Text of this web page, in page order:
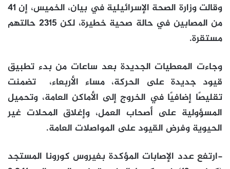
وقالت وزارة الصحة الإسرائيلية في بيان، الخميس، إن 41
من المصابين في حالة صحية خطيرة، لكن 2315 حالتهم
مستقرة.
وجاءت المعطيات الجديدة بعد ساعات من بدء تطبيق
قيود جديدة على الحركة، مساء الأربعاء، تضمنت
تقليصًا إضافيًا في الخروج إلى الأماكن العامة، وتحميل
المسؤولية على أصحاب العمل، وإغلاق المحلات غير
الحيوية وفرض القيود على المواصلات العامة.
-ارتفع عدد الإصابات المؤكدة بفيروس كورونا المستجد